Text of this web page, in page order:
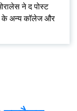
ने द पोस्ट
के अन्य कॉलेज और